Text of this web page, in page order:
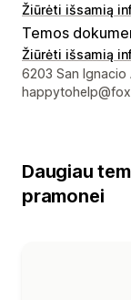
Žiūrėti išsamią
Temos
Žiūrėti išsamią
Kūrėjo
6203 San Ignacio
Daugiau
pramonei